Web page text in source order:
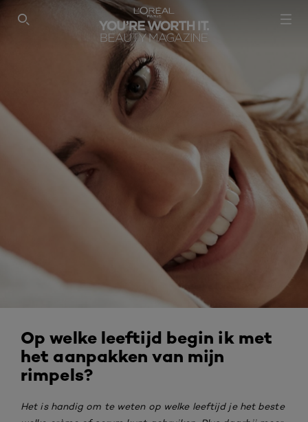
SEARCH THIS SITE
Op welke leeftijd begin ik met
het aanpakken van mijn
rimpels?
Het is handig om te weten op welke leeftijd je het beste